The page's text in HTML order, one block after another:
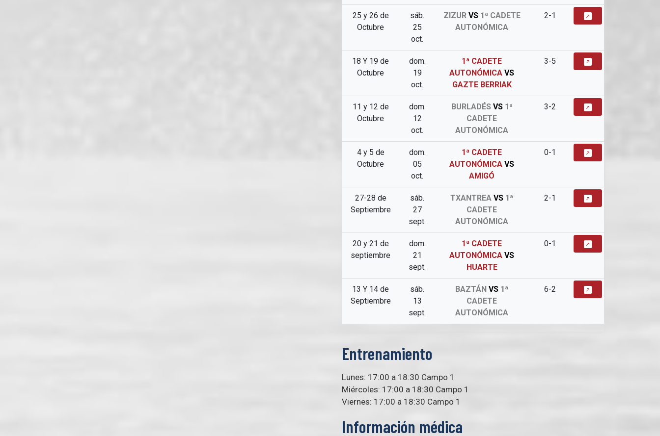
25 y 26 de
Octubre
sáb.
25
oct.
ZIZUR VS1ª CADETE
AUTONÓMICA
2-1
18 Y 19 de
Octubre
dom.
19
oct.
1ª CADETE
AUTONÓMICA VS
GAZTE BERRIAK
3-5
11 y 12 de
Octubre
dom.
12
oct.
BURLADÉS VS1ª
CADETE
AUTONÓMICA
3-2
4 y 5 de
Octubre
dom.
05
oct.
1ª CADETE
AUTONÓMICA VS
AMIGÓ
0-1
27-28 de
Septiembre
sáb.
27
sept.
TXANTREA VS 1ª
CADETE
AUTONÓMICA
2-1
20 y 21 de
septiembre
dom.
21
sept.
1ª CADETE
AUTONÓMICA VS
HUARTE
0-1
13 Y 14 de
Septiembre
sáb.
13
sept.
BAZTÁN VS 1ª
CADETE
AUTONÓMICA
6-2
Entrenamiento
Lunes: 17:00 a 18:30 Campo 1
Miércoles: 17:00 a 18:30 Campo 1
Viernes: 17:00 a 18:30 Campo 1
Información médica